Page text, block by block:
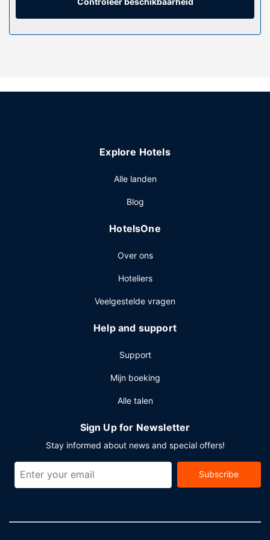
Overige voorzieningen
Enkele van de voorzieningen zijn gratis kabelinternet, een
Explore Hotels
Alle landen
Blog
HotelsOne
Over ons
Hoteliers
Veelgestelde vragen
Help and support
Support
Mijn boeking
Alle talen
Sign Up for Newsletter
Stay informed about news and special offers!
Subscribe